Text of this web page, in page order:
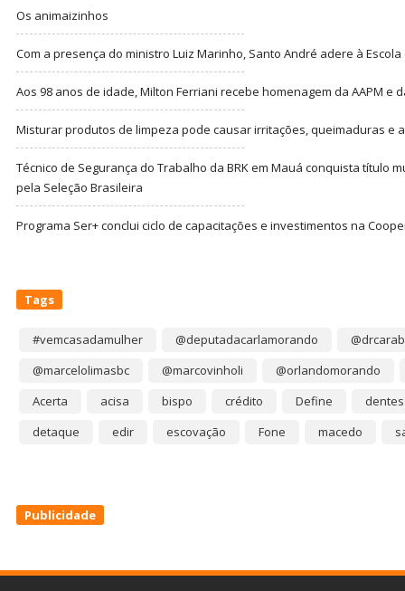
Os animaizinhos
Com a presença do ministro Luiz Marinho, Santo André adere à
Aos 98 anos de idade, Milton Ferriani recebe homenagem da AAPM e
Misturar produtos de limpeza pode causar irritações, queimaduras e
Técnico de Segurança do Trabalho da BRK em Mauá conquista título
pela Seleção Brasileira
Programa Ser+ conclui ciclo de capacitações e investimentos na
Tags
#vemcasadamulher @deputadacarlamorando
@marcelolimasbc
@marcovinholi
@orlandomorando
Acerta
acisa bispo crédito Define
dentes
detaque
edir escovação Fone macedo
Publicidade